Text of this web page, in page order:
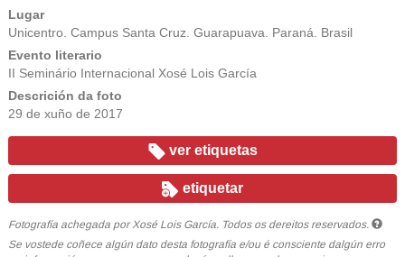
Lugar
Unicentro. Campus Santa Cruz. Guarapuava. Paraná. Brasil
Evento literario
II Seminário Internacional Xosé Lois García
Descrición da foto
29 de xuño de 2017
ver etiquetas
etiquetar
Fotografía achegada por Xosé Lois García. Todos os dereitos reservados.
Se vostede coñece algún dato desta fotografía e/ou é consciente dalgún erro